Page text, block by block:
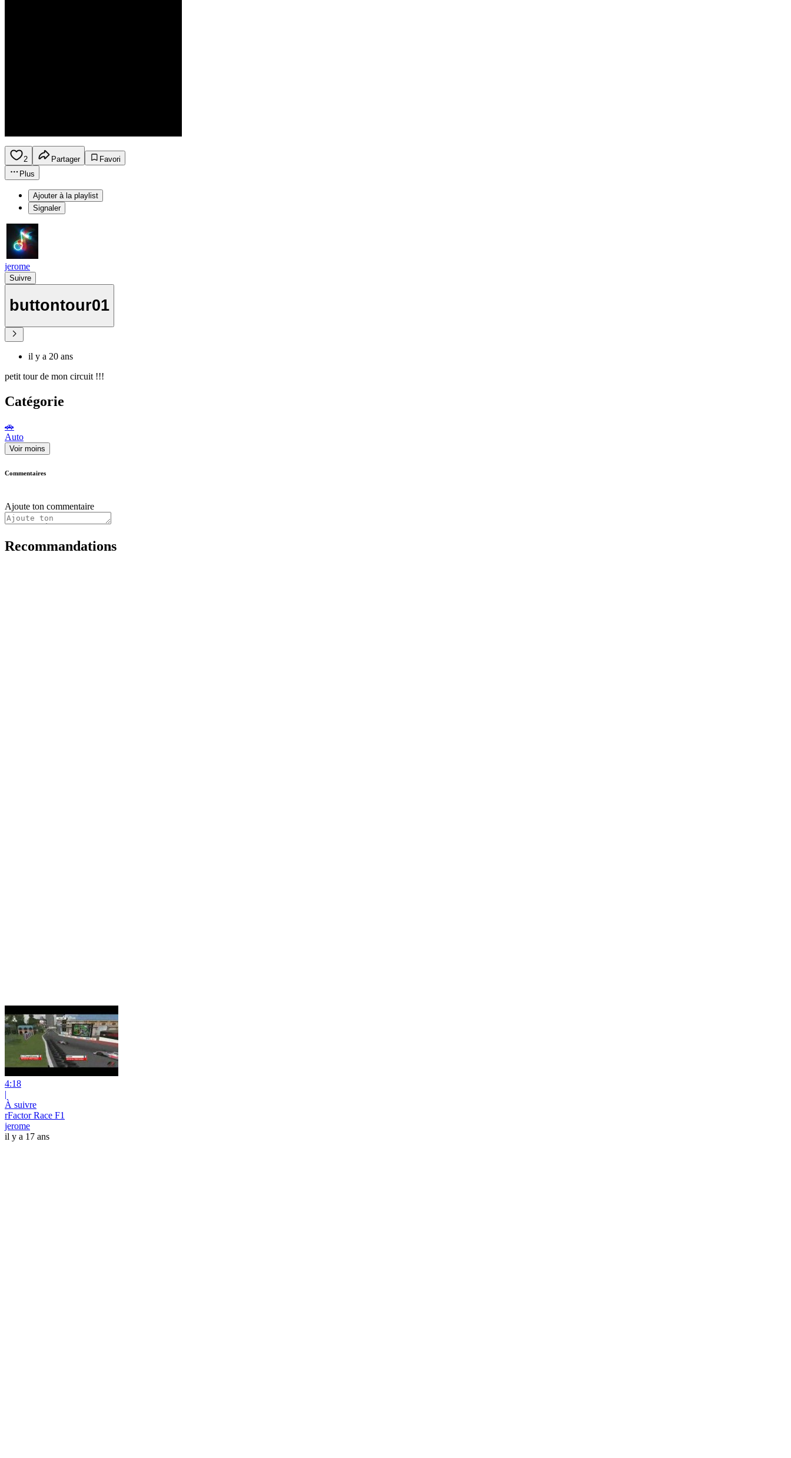
2 Partager
Favori
Plus
Ajouter à la playlist
Signaler
jerome
Suivre
buttontour01
il y a 20 ans
petit tour de mon circuit !!!
Catégorie
🚗
Auto
Voir moins
Commentaires
Ajoute ton commentaire
Recommandations
4:18
|
À suivre
rFactor Race F1
jerome
il y a 17 ans